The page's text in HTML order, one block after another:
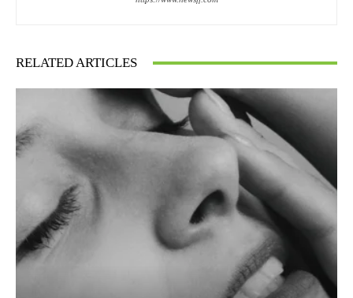
RELATED ARTICLES